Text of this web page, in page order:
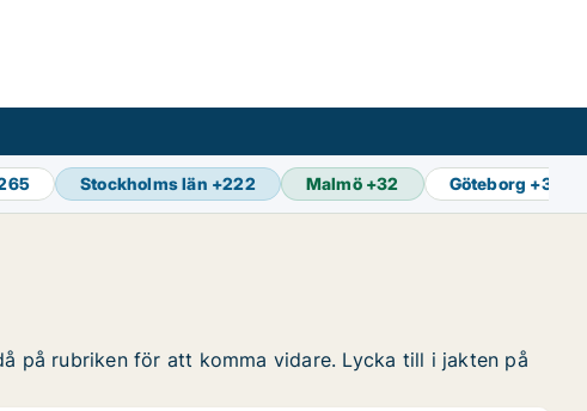
Stockholms län +222 Malmö+32 Göteborg +37
på rubriken för att komma vidare. Lycka till i jakten på